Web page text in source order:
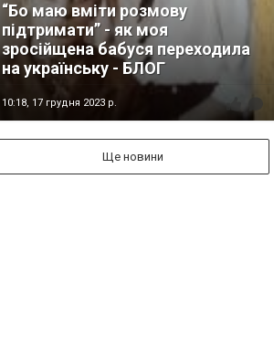
“Бо маю вміти розмову
підтримати” - як моя
зросійщена бабуся переходила
на українську - БЛОГ
10:18, 17 грудня 2023 р.
Ще новини